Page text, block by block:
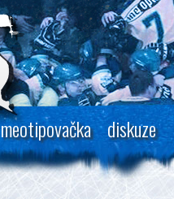
meotipovačka diskuze